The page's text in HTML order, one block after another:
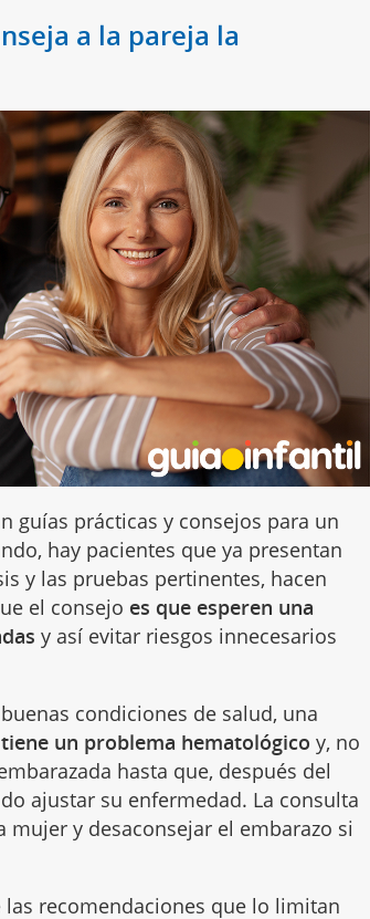
a la pareja la
guías prácticas y consejos para un
hay pacientes que ya presentan
y las pruebas pertinentes, hacen
el consejo es que esperen una
y así evitar riesgos innecesarios
condiciones de salud, una
tiene un problema hematológico y, no
hasta que, después del
ajustar su enfermedad. La consulta
y desaconsejar el embarazo si
recomendaciones que lo limitan